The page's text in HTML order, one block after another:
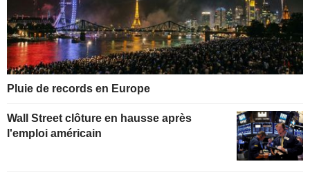
Pluie de records en Europe
Wall Street clôture en hausse après
l'emploi américain